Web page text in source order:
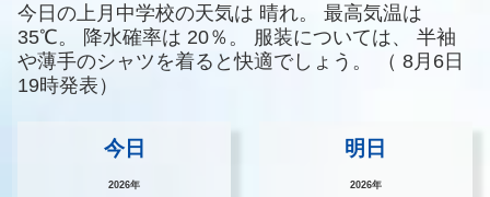
今日の上月中学校の天気は 晴れ。
最高気温は
35℃。
降水確率は 20％。 服装については、
半袖
や薄手のシャツを着ると快適でしょう。
（ 8月6日
19時発表）
今日
2026年
明日
2026年